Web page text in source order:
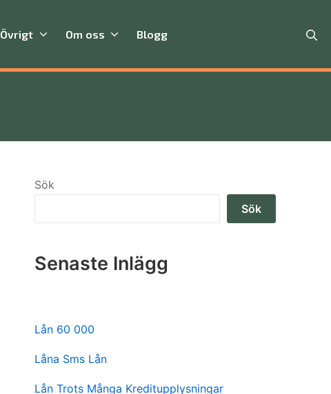
Övrigt Om oss Blogg
Sök
Sök
Senaste Inlägg
Lån 60 000
Låna Sms Lån
Lån Trots Många Kreditupplysningar